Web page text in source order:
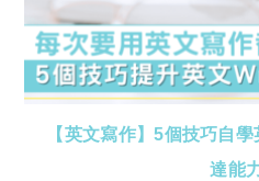
【英文寫作】5個技巧自
達能